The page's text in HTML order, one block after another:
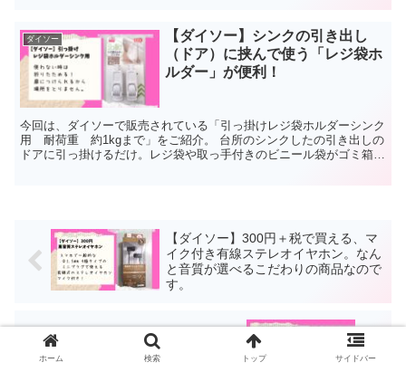
ダイソー
【ダイソー】シンクの引き出し
（ドア）に挟んで使う「レジ袋ホ
ルダー」が便利！
今回は、ダイソーで販売されている「引っ掛けレジ袋ホルダーシンク
用 耐荷重 約1kgまで」をご紹介。 台所のシンクしたの引き出しの
ドアに引っ掛けるだけ。レジ袋や取っ手付きのビニール袋がゴミ箱に
【ダイソー】300円＋税で買える、マ
イク付き有線ステレオイヤホン。なん
と音質が選べるこだわりの商品なので
す。
【ダイソー】漏斗（ロート）が欲しい
のなら、ダイソーへ。用途別にいろい
ホーム 検索 トップ サイドバー